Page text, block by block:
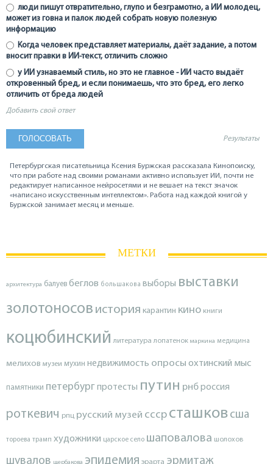
люди пишут отвратительно, глупо и безграмотно, а ИИ молодец,
может из говна и палок людей собрать новую полезную
информацию
Когда человек представляет материалы, даёт задание, а потом
вносит правки в ИИ-текст, отличить сложно
у ИИ узнаваемый стиль, но это не главное - ИИ часто выдаёт
откровенный бред, и если понимаешь, что это бред, его легко
отличить от бреда людей
Добавить свой ответ
Результаты
Петербургская писательница Ксения Буржская рассказала Кинопоиску,
что при работе над своими романами активно использует ИИ, почти не
редактирует написанное нейросетями и не вешает на текст значок
«написано искусственным интеллектом». Работа над каждой книгой у
Буржской занимает месяц и меньше.
МЕТКИ
архитектура балуев беглов большакова выборы выставки
золотоносов история карантин кино книги
коцюбинский литература лопатенок маркина медицина
мелихов музеи мухин недвижимость опросы охтинский мыс
памятники петербургпротесты путин рнброссия
роткевич рпц русский музей ссср сташков сша
тороева трамп художники царское село шаповалова шолохов
шувалов эпидемия эрарта эрмитаж